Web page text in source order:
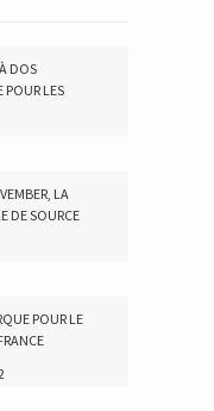
DOS
POUR LES
LA
DE SOURCE
POUR LE